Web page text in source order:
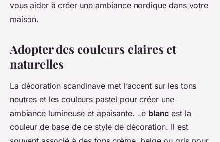
vous aider à créer une ambiance nordique dans votre
maison.
Adopter des couleurs claires et
naturelles
La décoration scandinave met l’accent sur les tons
neutres et les couleurs pastel pour créer une
ambiance lumineuse et apaisante. Le blanc est la
couleur de base de ce style de décoration. Il est